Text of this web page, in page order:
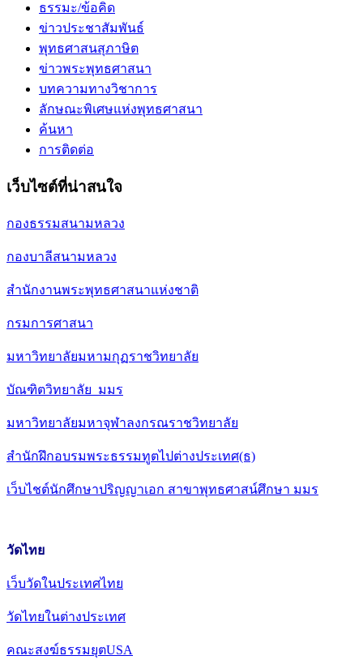
ธรรมะ/ข้อคิด
ข่าวประชาสัมพันธ์
พุทธศาสนสุภาษิต
ข่าวพระพุทธศาสนา
บทความทางวิชาการ
ลักษณะพิเศษแห่งพุทธศาสนา
ค้นหา
การติดต่อ
เว็บไซต์ที่น่าสนใจ
กองธรรมสนามหลวง
กองบาลีสนามหลวง
สำนักงานพระพุทธศาสนาแห่งชาติ
กรมการศาสนา
มหาวิทยาลัยมหามกุฏราชวิทยาลัย
บัณฑิตวิทยาลัย มมร
มหาวิทยาลัยมหาจุฬาลงกรณราชวิทยาลัย
สำนักฝึกอบรมพระธรรมทูตไปต่างประเทศ(ธ)
เว็บไชต์นักศึกษาปริญญาเอก สาขาพุทธศาสน์ศึกษา มมร
วัดไทย
เว็บวัดในประเทศไทย
วัดไทยในต่างประเทศ
คณะสงฆ์ธรรมยุตUSA